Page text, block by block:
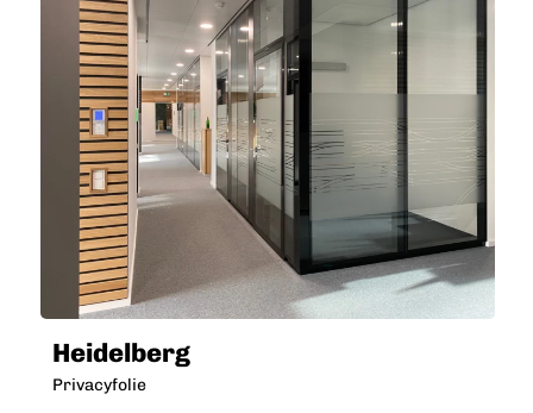
Heidelberg
Privacyfolie